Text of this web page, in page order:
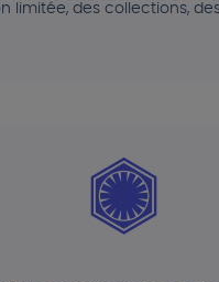
limitée, des collections,